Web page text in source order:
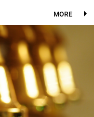
MORE